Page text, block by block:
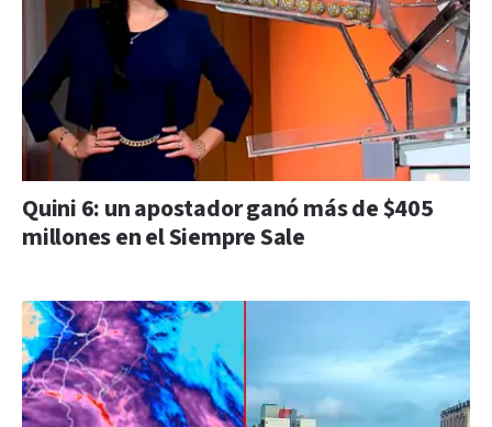
Quini 6: un apostador ganó más de $405
millones en el Siempre Sale